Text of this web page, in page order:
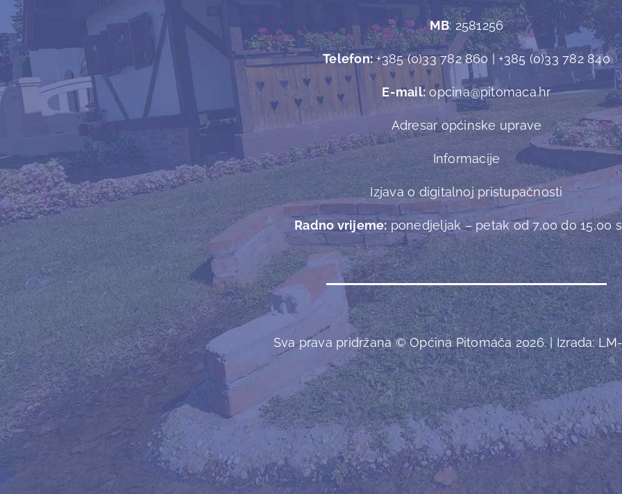
MB: 2581256
Telefon:+385 (0)33 782 860 | +385 (0)33 782 840
E-mail: opcina@pitomaca.hr
Adresar općinske uprave
Informacije
Izjava o digitalnoj pristupačnosti
Radno vrijeme:ponedjeljak – petak od 7,00 do 15,00
Sva prava pridržana © Općina Pitomača 2026. | Izrada: